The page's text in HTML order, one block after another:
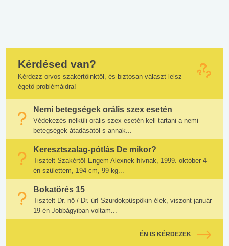
Kérdésed van?
Kérdezz orvos szakértőinktől, és biztosan választ lelsz
égető problémáidra!
Nemi betegségek orális szex esetén
Védekezés nélküli orális szex esetén kell tartani a nemi
betegségek átadásától s annak...
Keresztszalag-pótlás De mikor?
Tisztelt Szakértő! Engem Alexnek hívnak, 1999. október 4-
én születtem, 194 cm, 99 kg...
Bokatörés 15
Tisztelt Dr. nő / Dr. úr! Szurdokpüspökin élek, viszont január
19-én Jobbágyiban voltam...
ÉN IS KÉRDEZEK